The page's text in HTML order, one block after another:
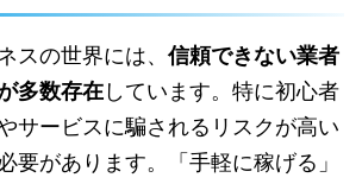
スの世界には、 信頼できない業者
多数存在しています。特に初心者
サービスに騙されるリスクが高い
要があります。「手軽に稼げる」